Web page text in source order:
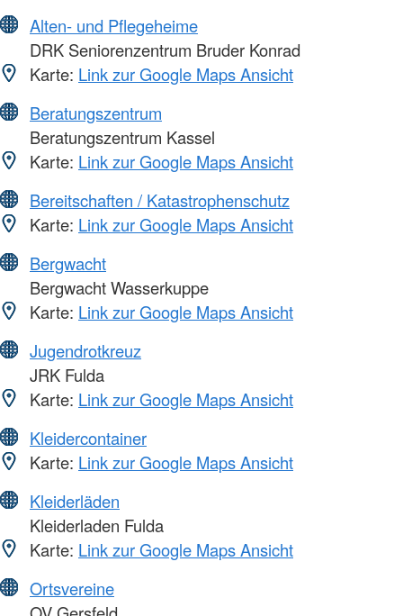
Alten- und Pflegeheime
DRK Seniorenzentrum Bruder Konrad
Karte: Link zur Google Maps Ansicht
Beratungszentrum
Beratungszentrum Kassel
Karte: Link zur Google Maps Ansicht
Bereitschaften / Katastrophenschutz
Karte: Link zur Google Maps Ansicht
Bergwacht
Bergwacht Wasserkuppe
Karte: Link zur Google Maps Ansicht
Jugendrotkreuz
JRK Fulda
Karte: Link zur Google Maps Ansicht
Kleidercontainer
Karte: Link zur Google Maps Ansicht
Kleiderläden
Kleiderladen Fulda
Karte: Link zur Google Maps Ansicht
Ortsvereine